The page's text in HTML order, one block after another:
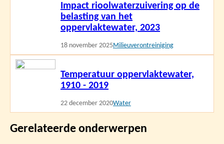
Impact rioolwaterzuivering op de
belasting van het
oppervlaktewater, 2023
18 november 2025Milieuverontreiniging
Temperatuur oppervlaktewater,
1910 - 2019
22 december 2020Water
Lees
Gerelateerde onderwerpen